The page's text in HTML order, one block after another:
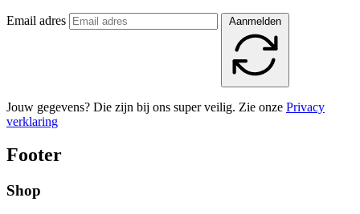
Email adres Aanmelden
Jouw gegevens? Die zijn bij ons super veilig. Zie onze Privacy
verklaring
Footer
Shop